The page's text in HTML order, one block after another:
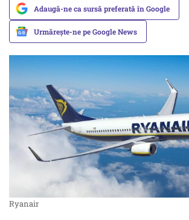
Adaugă-ne ca sursă preferată în Google
Urmărește-ne pe Google News
Ryanair